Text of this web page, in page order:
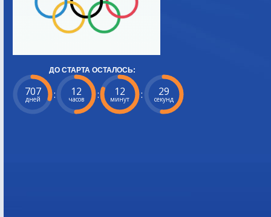
ДО СТАРТА ОСТАЛОСЬ:
707
дней : 12
часов : 12
минут : 28
секунд